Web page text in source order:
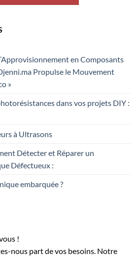
en Composants
Propulse le Mouvement
»
dans vos projets DIY :
à Ultrasons
Détecter et Réparer un
Défectueux :
embarquée ?
!
nous part de vos besoins. Notre